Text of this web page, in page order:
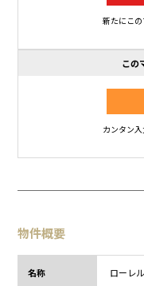
新たにこ
この
カンタン
物件概要
名称 ローレ